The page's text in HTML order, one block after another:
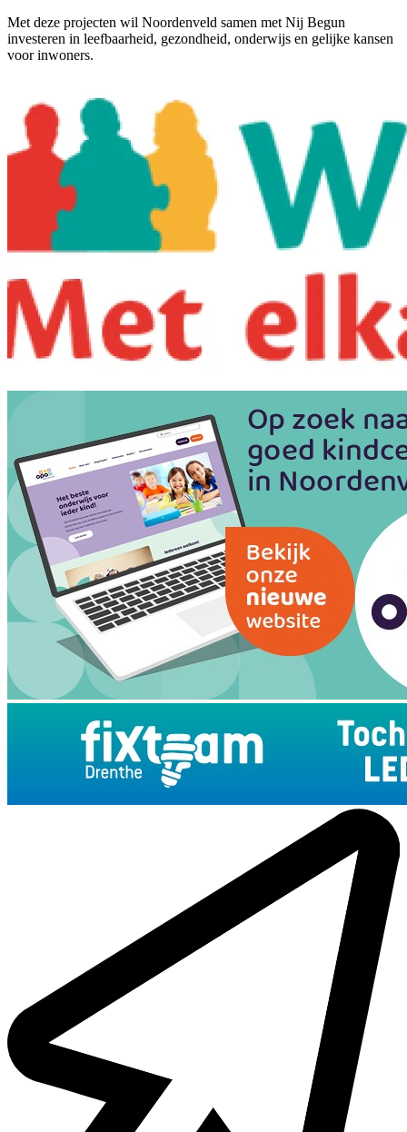
Met deze projecten wil Noordenveld samen met Nij Begun
investeren in leefbaarheid, gezondheid, onderwijs en gelijke kansen
voor inwoners.